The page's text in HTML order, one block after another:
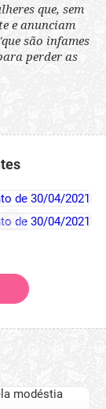
que, sem
e anunciam
são infames
perder as